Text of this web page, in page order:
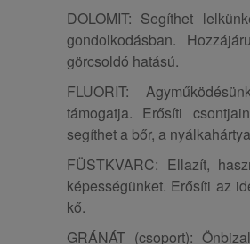
DOLOMIT: Segíthet
gondolkodásban.
görcsoldó hatású.
FLUORIT:
támogatja. Erősíti
segíthet a bőr, a
FÜSTKVARC: Ellazít,
képességünket. Erősíti az
kő.
GRÁNÁT (csoport):